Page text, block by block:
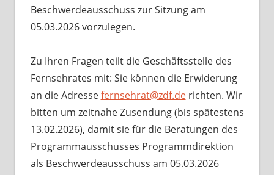
Beschwerdeausschuss zur Sitzung am
05.03.2026 vorzulegen.
Zu Ihren Fragen teilt die Geschäftsstelle des
Fernsehrates mit: Sie können die Erwiderung
an die Adresse fernsehrat@zdf.de richten. Wir
bitten um zeitnahe Zusendung (bis spätestens
13.02.2026), damit sie für die Beratungen des
Programmausschusses Programmdirektion
als Beschwerdeausschuss am 05.03.2026